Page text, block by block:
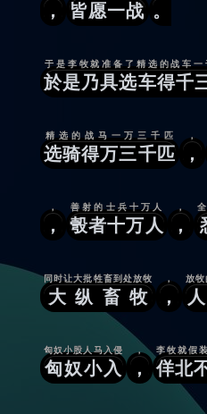
， 皆愿一战 。
於是乃具选车得千
于是李牧就准备了精选的战车一
选骑得万三千匹
精选的战马一万三千匹
，
，
，
，
彀者十万人
善射的士兵十万人
，
，
大纵畜牧
同时让大批牲畜到处放牧
，
， 放
匈奴小入
匈奴小股人马入侵
，
，
佯北
李牧就假